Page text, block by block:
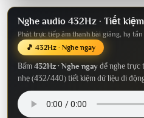
Nghe audio 432Hz · Tiết
Phát trực tiếp âm thanh bài giảng, hạ tần
🎵 432Hz · Nghe ngay
Bấm 432Hz · Nghe ngay để nghe trực
nhẹ (432/440) tiết kiệm dữ liệu di